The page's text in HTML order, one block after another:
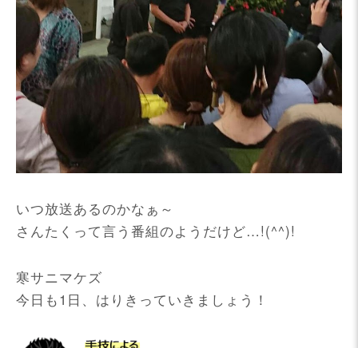
いつ放送あるのかなぁ～
さんたくって言う番組のようだけど…!(^^)!
寒サニマケズ
今日も1日、はりきっていきましょう！